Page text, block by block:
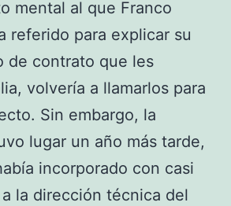
mental al que Franco
referido para explicar su
de contrato que les
volvería a llamarlos para
Sin embargo, la
lugar un año más tarde,
incorporado con casi
la dirección técnica del